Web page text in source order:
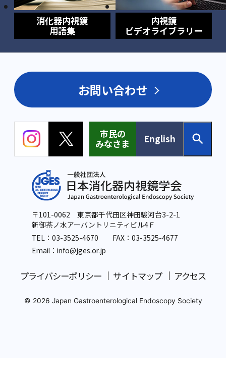
消化器内視鏡
用語集
内視鏡
ビデオライブラリー
お問い合わせ
市民の
みなさま
English
〒101-0062 東京都千代田区神田駿河台3-2-1
新御茶ノ水アーバントリニティビル4Ｆ
TEL：03-3525-4670 FAX：03-3525-4677
Email：info@jges.or.jp
プライバシーポリシー サイトマップ アクセス
© 2026 Japan Gastroenterological Endoscopy Society